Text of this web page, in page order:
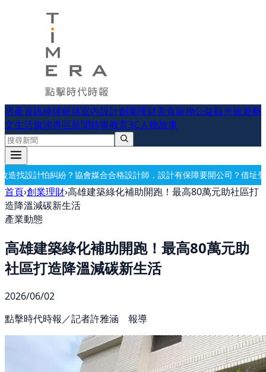
房產資訊棒球籃球室內設計創業理財美食寵物公益觀光旅遊藝
文生活旗津專區新聞時事教育3C人物故事
合格設計師，設計有保障要開公司？借址登記・公司設立・工商登記
首頁›創業理財›高雄建築綠化補助開跑！最高80萬元助社區打
造降溫減碳新生活
產業動態
高雄建築綠化補助開跑！最高80萬元助
社區打造降溫減碳新生活
2026/06/02
點擊時代時報／記者許雅涵 報導